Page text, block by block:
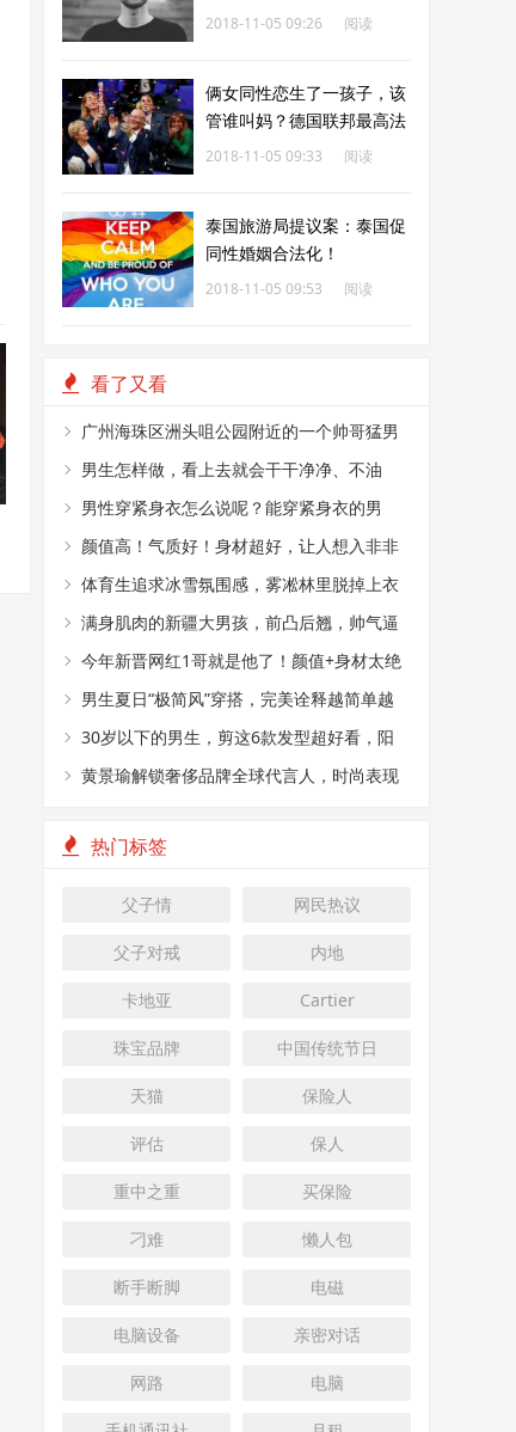
向遗传倾向研究出炉
2018-11-05 09:26
阅读
俩女同性恋生了一孩子，该
管谁叫妈？德国联邦最高法
院给出回答……
2018-11-05 09:33
阅读
泰国旅游局提议案：泰国促
同性婚姻合法化！
2018-11-05 09:53
阅读
看了又看
广州海珠区洲头咀公园附近的一个帅哥猛男
烤肉摊
男生怎样做，看上去就会干干净净、不油
腻？
男性穿紧身衣怎么说呢？能穿紧身衣的男
性，首先能满足这4个条件
颜值高！气质好！身材超好，让人想入非非
体育生追求冰雪氛围感，雾凇林里脱掉上衣
拍肌肉大片
满身肌肉的新疆大男孩，前凸后翘，帅气逼
人
今年新晋网红1哥就是他了！颜值+身材太绝
了
男生夏日“极简风”穿搭，完美诠释越简单越
帅气
30岁以下的男生，剪这6款发型超好看，阳
光又帅气
黄景瑜解锁奢侈品牌全球代言人，时尚表现
热门标签
父子情 网民热议
父子对戒 内地
卡地亚 Cartier
珠宝品牌 中国传统节日
天猫 保险人
评估 保人
重中之重 买保险
刁难 懒人包
断手断脚 电磁
电脑设备 亲密对话
网路 电脑